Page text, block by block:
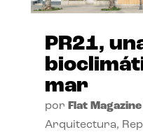
PR21,
mar
por Flat Magazine|
Arquitectura,